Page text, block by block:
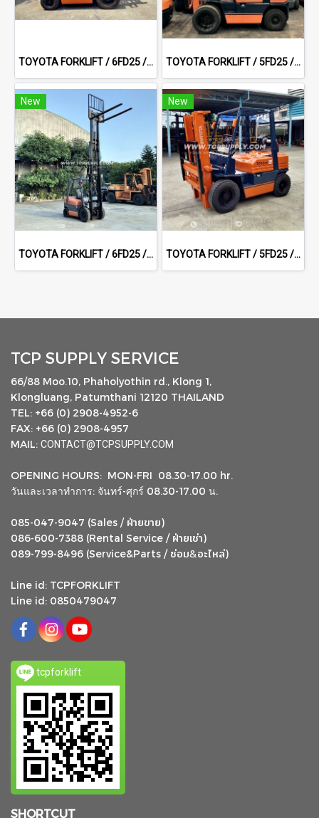
TOYOTA FORKLIFT / 6FD25 / 3.0 m Full Free TOYOTA FORKLIFT / 5FD25 / 5.0 m
New
TOYOTA FORKLIFT / 6FD25 / 5.0 m
New
TOYOTA FORKLIFT / 5FD25 / 3.0 m Full free sideshift
TCP SUPPLY SERVICE
66/88 Moo.10, Phaholyothin rd., Klong 1,
Klongluang, Patumthani 12120 THAILAND
TEL: +66 (0) 2908-4952-6
FAX: +66 (0) 2908-4957
MAIL: CONTACT@TCPSUPPLY.COM
OPENING HOURS: MON-FRI 08.30-17.00 hr.
วันและเวลาทำการ: จันทร์-ศุกร์ 08.30-17.00 น.
085-047-9047 (Sales / ฝ่ายขาย)
086-600-7388 (Rental Service / ฝ่ายเช่า)
089-799-8496 (Service&Parts / ซ่อม&อะไหล่)
Line id: TCPFORKLIFT
Line id: 0850479047
tcpforklift
SHORTCUT